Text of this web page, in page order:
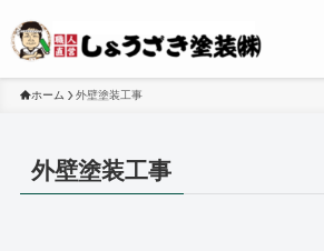
ホーム 外壁塗装工事
外壁塗装工事